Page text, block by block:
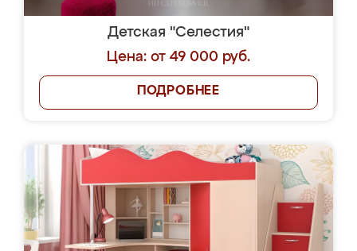
Детская "Селестия"
Цена: от 49 000 руб.
ПОДРОБНЕЕ